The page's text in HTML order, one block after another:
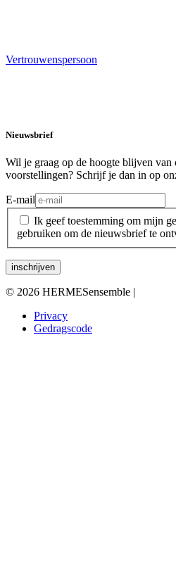
Vertrouwenspersoon
Nieuwsbrief
Wil je graag op de hoogte blijven van
voorstellingen? Schrijf je dan in op
E-mail
Ik geef toestemming om mijn
gebruiken om de nieuwsbrief te
© 2026 HERMESensemble |
Privacy
Gedragscode